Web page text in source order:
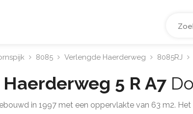
8085 Verlengde Haerderweg 8085RJ
5 R A7
in 1997 met een oppervlakte van 63 m2.